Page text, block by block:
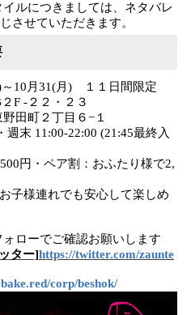
ルにつきましては、ネタバレ
させていただきます。
～10月31(月) １１日間限定
F -２２・２３
町２丁目６−１
末 11:00-22:00 (21:45最終入
円・ペア割：おふたり様で2,
子様連れでも安心して楽しめ
ローでご確認お願いします
ター]https://twitter.com/zaunte
corp/beshok/